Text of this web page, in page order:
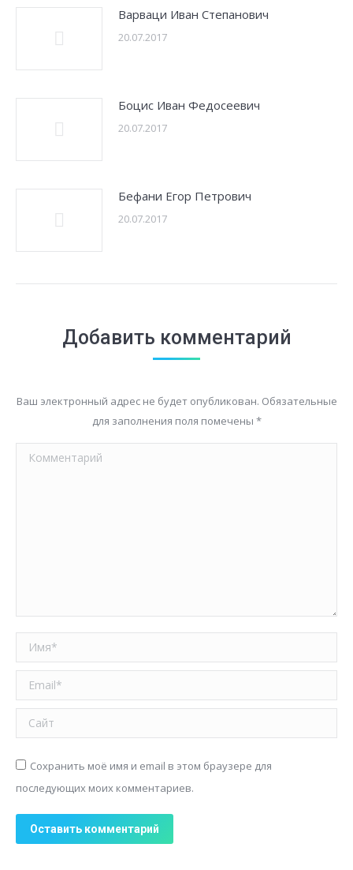
Варваци Иван Степанович
20.07.2017
Боцис Иван Федосеевич
20.07.2017
Бефани Егор Петрович
20.07.2017
Добавить комментарий
Ваш электронный адрес не будет опубликован. Обязательные
для заполнения поля помечены *
Комментарий
Имя *
Email *
Сайт
Сохранить моё имя и email в этом браузере для
последующих моих комментариев.
Оставить комментарий